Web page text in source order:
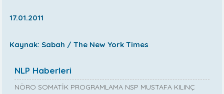
17.01.2011
Kaynak: Sabah / The New York Times
NLP Haberleri
NÖRO SOMATİK PROGRAMLAMA NSP MUSTAFA KILINÇ